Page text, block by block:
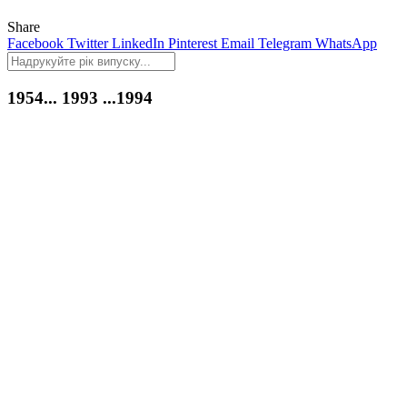
Share
Facebook Twitter LinkedIn Pinterest Email Telegram WhatsApp
1954... 1993 ...1994